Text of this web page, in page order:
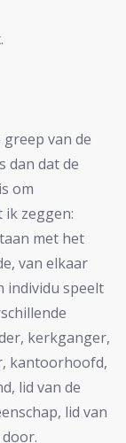
van de
dan dat de
om
ik zeggen:
met het
van elkaar
individu speelt
kerkganger,
kantoorhoofd,
lid van de
lid van